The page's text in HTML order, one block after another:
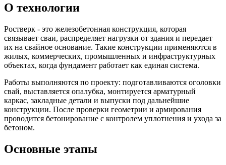
О технологии
Ростверк - это железобетонная конструкция, которая
связывает сваи, распределяет нагрузки от здания и передает
их на свайное основание. Такие конструкции применяются в
жилых, коммерческих, промышленных и инфраструктурных
объектах, когда фундамент работает как единая система.
Работы выполняются по проекту: подготавливаются оголовки
свай, выставляется опалубка, монтируется арматурный
каркас, закладные детали и выпуски под дальнейшие
конструкции. После проверки геометрии и армирования
проводится бетонирование с контролем уплотнения и ухода за
бетоном.
Основные этапы